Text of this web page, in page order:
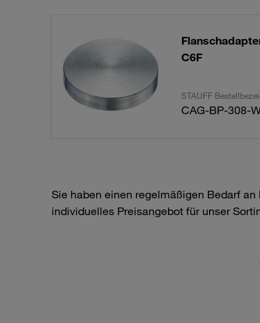
C6F
STAUFF
CAG-BP-308-
Sie haben einen regelmäßigen Bedarf
individuelles Preisangebot für unser